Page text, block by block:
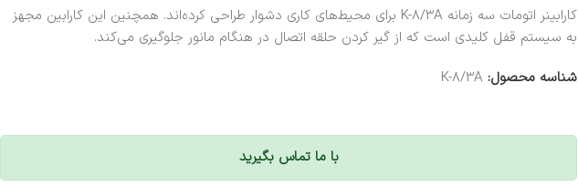
کارابینر اتومات سه زمانه K-8/3A برای محیط‌های کاری دشوار طراحی کرده‌اند. همچنین این کارابین مجهز
به سیستم قفل کلیدی است که از گیر کردن حلقه اتصال در هنگام مانور جلوگیری می‌کند.
شناسه محصول: K-8/3A
با ما تماس بگیرید